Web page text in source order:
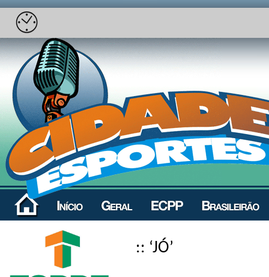
:: ‘JÓ’